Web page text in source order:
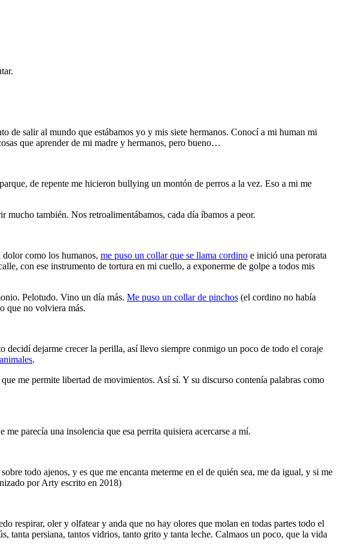
de salir al mundo que estábamos yo y mis siete hermanos. Conocí a mi human mi
que aprender de mi madre y hermanos, pero bueno…
de repente me hicieron bullying un montón de perros a la vez. Eso a mi me
también. Nos retroalimentábamos, cada día íbamos a peor.
como los humanos, me puso un collar que se llama cordino e inició una perorata
con ese instrumento de tortura en mi cuello, a exponerme de golpe a todos mis
Pelotudo. Vino un día más. Me puso un collar de pinchos (el cordino no había
que no volviera más.
decidí dejarme crecer la perilla, así llevo siempre conmigo un poco de todo el coraje
.
me permite libertad de movimientos. Así sí. Y su discurso contenía palabras como
me parecía una insolencia que esa perrita quisiera acercarse a mí.
todo ajenos, y es que me encanta meterme en el de quién sea, me da igual, y si me
por Arty escrito en 2018)
respirar, oler y olfatear y anda que no hay olores que molan en todas partes todo el
tanta persiana, tantos vidrios, tanto grito y tanta leche. Calmaos un poco, que la vida